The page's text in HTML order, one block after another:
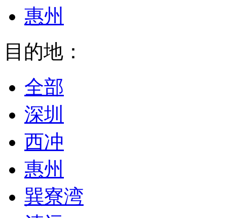
惠州
目的地：
全部
深圳
西冲
惠州
巽寮湾